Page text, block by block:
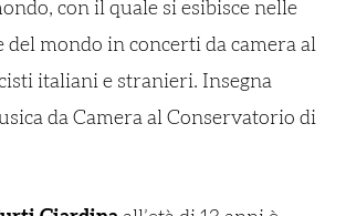
con il quale si esibisce nelle
del mondo in concerti da camera al
italiani e stranieri. Insegna
da Camera al Conservatorio di